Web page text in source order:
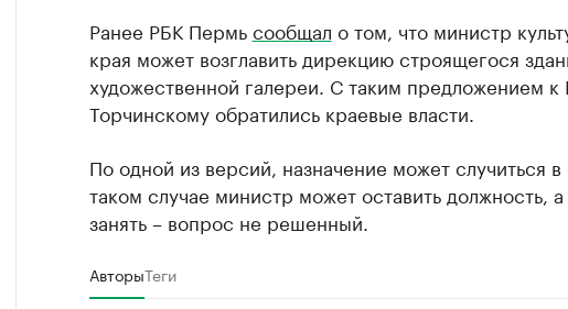
Ранее РБК Пермьсообщал о том, что министр
края может возглавить дирекцию строящегося
художественной галереи. С таким предложением к
Торчинскому обратились краевые власти.
По одной из версий, назначение может случиться
таком случае министр может оставить должность,
занять – вопрос не решенный.
АвторыТеги